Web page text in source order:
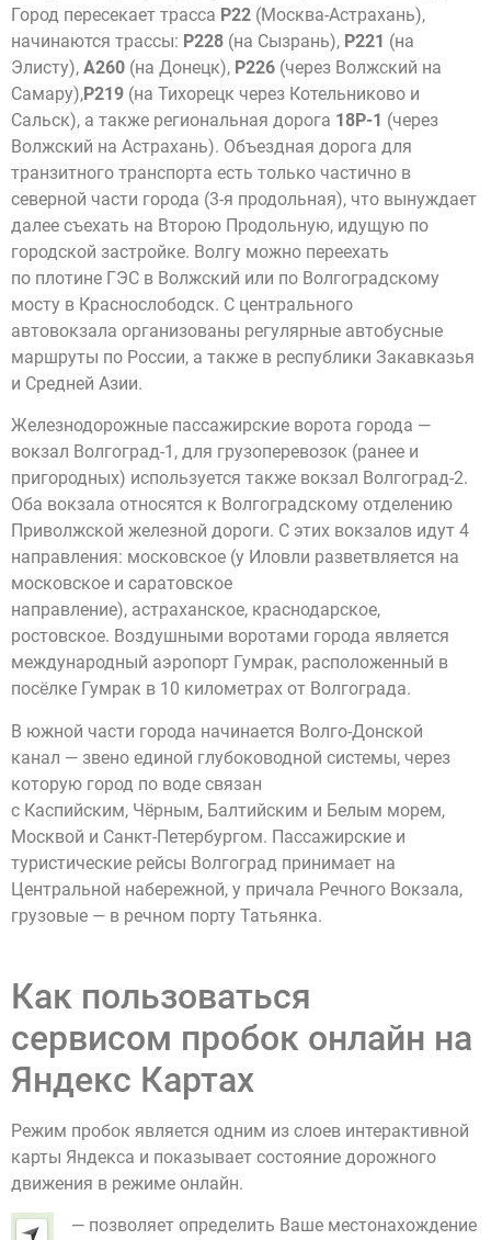
Город пересекает трасса Р22 (Москва-Астрахань),
начинаются трассы: Р228 (на Сызрань), Р221 (на
Элисту), А260 (на Донецк), Р226 (через Волжский на
Самару),Р219 (на Тихорецк через Котельниково и
Сальск), а также региональная дорога 18Р-1 (через
Волжский на Астрахань). Объездная дорога для
транзитного транспорта есть только частично в
северной части города (3-я продольная), что вынуждает
далее съехать на Второю Продольную, идущую по
городской застройке. Волгу можно переехать
по плотине ГЭС в Волжский или по Волгоградскому
мосту в Краснослободск. С центрального
автовокзала организованы регулярные автобусные
маршруты по России, а также в республики Закавказья
и Средней Азии.
Железнодорожные пассажирские ворота города —
вокзал Волгоград-1, для грузоперевозок (ранее и
пригородных) используется также вокзал Волгоград-2.
Оба вокзала относятся к Волгоградскому отделению
Приволжской железной дороги. С этих вокзалов идут 4
направления: московское (у Иловли разветвляется на
московское и саратовское
направление), астраханское, краснодарское,
ростовское. Воздушными воротами города является
международный аэропорт Гумрак, расположенный в
посёлке Гумрак в 10 километрах от Волгограда.
В южной части города начинается Волго-Донской
канал — звено единой глубоководной системы, через
которую город по воде связан
с Каспийским, Чёрным, Балтийским и Белым морем,
Москвой и Санкт-Петербургом. Пассажирские и
туристические рейсы Волгоград принимает на
Центральной набережной, у причала Речного Вокзала,
грузовые — в речном порту Татьянка.
Как пользоваться
сервисом пробок онлайн на
Яндекс Картах
Режим пробок является одним из слоев интерактивной
карты Яндекса и показывает состояние дорожного
движения в режиме онлайн.
— позволяет определить Ваше местонахождение